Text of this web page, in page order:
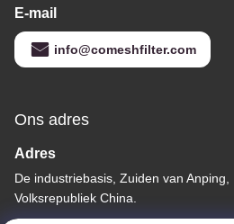
E-mail
info@comeshfilter.com
Ons adres
Adres
De industriebasis, Zuiden van
Volksrepubliek China.